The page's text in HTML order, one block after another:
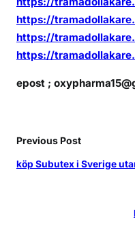
https://
https://
https://
epost ;
Previous Post
köp Subutex i Sverige